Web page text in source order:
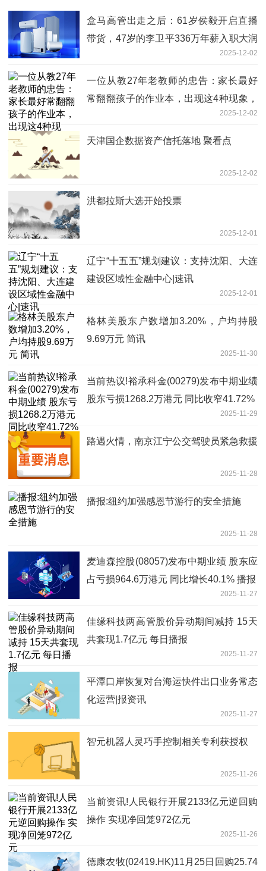
盒马高管出走之后：61岁侯毅开启直播
带货，47岁的李卫平336万年薪入职大润
2025-12-02
一位从教27年老教师的忠告：家长最好
常翻翻孩子的作业本，出现这4种现象，
2025-12-02
天津国企数据资产信托落地 聚看点
2025-12-02
洪都拉斯大选开始投票
2025-12-01
辽宁“十五五”规划建议：支持沈阳、大连
建设区域性金融中心|速讯
2025-12-01
格林美股东户数增加3.20%，户均持股
9.69万元 简讯
2025-11-30
当前热议!裕承科金(00279)发布中期业绩
股东亏损1268.2万港元 同比收窄41.72%
2025-11-29
路遇火情，南京江宁公交驾驶员紧急救援
2025-11-28
播报:纽约加强感恩节游行的安全措施
2025-11-28
麦迪森控股(08057)发布中期业绩 股东应
占亏损964.6万港元 同比增长40.1% 播报
2025-11-27
佳缘科技两高管股价异动期间减持 15天
共套现1.7亿元 每日播报
2025-11-27
平潭口岸恢复对台海运快件出口业务常态
化运营|报资讯
2025-11-27
智元机器人灵巧手控制相关专利获授权
2025-11-26
当前资讯!人民银行开展2133亿元逆回购
操作 实现净回笼972亿元
2025-11-26
德康农牧(02419.HK)11月25日回购25.74